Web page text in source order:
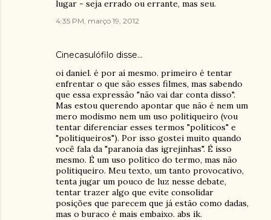
lugar - seja errado ou errante, mas seu.
4:35 PM, março 19, 2012
Cinecasulófilo disse…
oi daniel. é por aí mesmo. primeiro é tentar
enfrentar o que são esses filmes, mas sabendo
que essa expressão "não vai dar conta disso".
Mas estou querendo apontar que não é nem um
mero modismo nem um uso politiqueiro (vou
tentar diferenciar esses termos "políticos" e
"politiqueiros"). Por isso gostei muito quando
você fala da "paranoia das igrejinhas". É isso
mesmo. É um uso político do termo, mas não
politiqueiro. Meu texto, um tanto provocativo,
tenta jugar um pouco de luz nesse debate,
tentar trazer algo que evite consolidar
posições que parecem que já estão como dadas,
mas o buraco é mais embaixo. abs ik.